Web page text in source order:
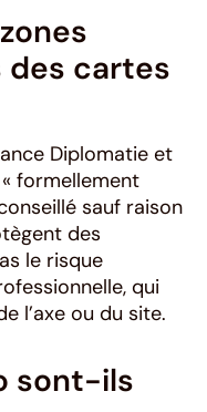
des cartes
Diplomatie et
formellement
sauf raison
des
le risque
qui
l’axe ou du site.
sont-ils